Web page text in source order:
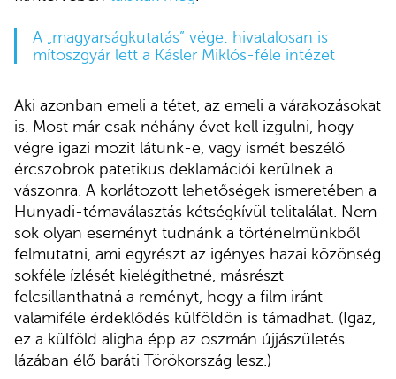
A „magyarságkutatás” vége: hivatalosan is
mítoszgyár lett a Kásler Miklós-féle intézet
Aki azonban emeli a tétet, az emeli a várakozásokat
is. Most már csak néhány évet kell izgulni, hogy
végre igazi mozit látunk-e, vagy ismét beszélő
ércszobrok patetikus deklamációi kerülnek a
vászonra. A korlátozott lehetőségek ismeretében a
Hunyadi-témaválasztás kétségkívül telitalálat. Nem
sok olyan eseményt tudnánk a történelmünkből
felmutatni, ami egyrészt az igényes hazai közönség
sokféle ízlését kielégíthetné, másrészt
felcsillanthatná a reményt, hogy a film iránt
valamiféle érdeklődés külföldön is támadhat. (Igaz,
ez a külföld aligha épp az oszmán újjászületés
lázában élő baráti Törökország lesz.)